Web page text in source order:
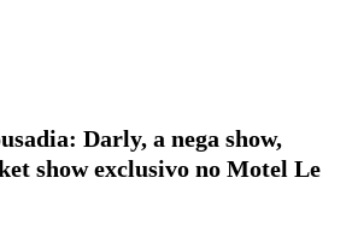
Darly, a nega show,
show exclusivo no Motel Le